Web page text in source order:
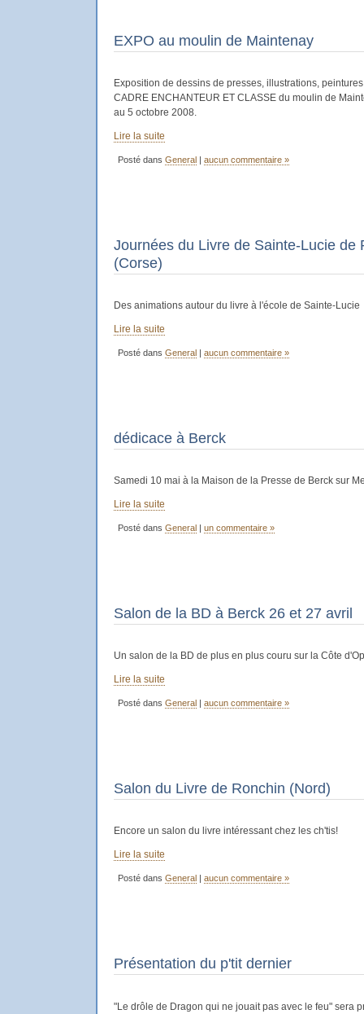
EXPO au moulin de Maintenay
Exposition de dessins de presses, illustrations,
CADRE ENCHANTEUR ET CLASSE du moulin de
au 5 octobre 2008.
Lire la suite
Posté dans General | aucun commentaire »
Journées du Livre de Sainte-Lucie de
(Corse)
Des animations autour du livre à l'école de Sainte-Lucie
Lire la suite
Posté dans General | aucun commentaire »
dédicace à Berck
Samedi 10 mai à la Maison de la Presse de Berck sur
Lire la suite
Posté dans General | un commentaire »
Salon de la BD à Berck 26 et 27 avril
Un salon de la BD de plus en plus couru sur la Côte
Lire la suite
Posté dans General aucun commentaire »
Salon du Livre de Ronchin (Nord)
Encore un salon du livre intéressant chez les ch'tis!
Lire la suite
Posté dans General aucun commentaire »
Présentation du p'tit dernier
"Le drôle de Dragon qui ne jouait pas avec le feu" sera